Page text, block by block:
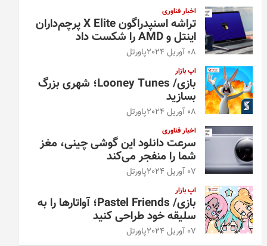
اخبار فناوری
تراشه اسنپدراگون X Elite پرچم‌داران
اینتل و AMD را شکست داد
08 آوریل 2024 پاورتل
اپ بازار
بازی/ Looney Tunes؛ شهری بزرگ
بسازید
08 آوریل 2024 پاورتل
اخبار فناوری
سرعت دانلود این گوشی چینی، مغز
شما را منفجر می‌کند
07 آوریل 2024 پاورتل
اپ بازار
بازی/ Pastel Friends؛ آواتارها را به
سلیقه خود طراحی کنید
07 آوریل 2024 پاورتل